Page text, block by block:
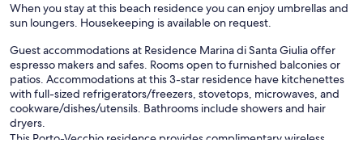
When you stay at this beach residence you can enjoy umbrellas and
sun loungers. Housekeeping is available on request.
Guest accommodations at Residence Marina di Santa Giulia offer
espresso makers and safes. Rooms open to furnished balconies or
patios. Accommodations at this 3-star residence have kitchenettes
with full-sized refrigerators/freezers, stovetops, microwaves, and
cookware/dishes/utensils. Bathrooms include showers and hair
dryers.
This Porto-Vecchio residence provides complimentary wireless